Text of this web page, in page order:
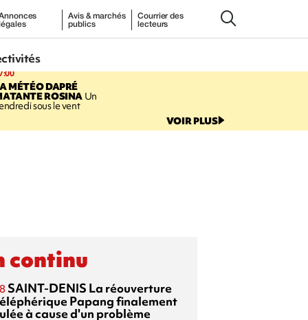
légales
Avis & marchés
publics
Courrier des
lecteurs
MÉTÉO DAPRÉ
ROSINAUn
sous le vent
VOIR PLUS
continu
SAINT-DENIS La réouverture
Papang finalement
à cause d'un problème